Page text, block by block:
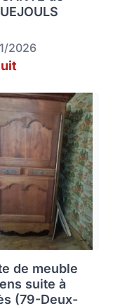
2026
de meuble
suite à
(79-Deux-